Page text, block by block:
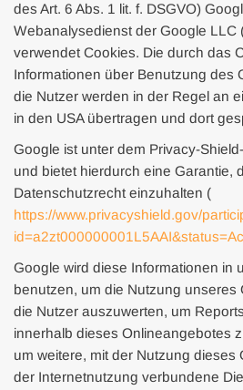
des Art. 6 Abs. 1 lit. f. DSGVO)
Webanalysedienst der Google LLC
verwendet Cookies. Die durch das
Informationen über Benutzung des
die Nutzer werden in der Regel an
in den USA übertragen und dort
Google ist unter dem Privacy-
und bietet hierdurch eine Garantie,
Datenschutzrecht einzuhalten (
https://www.privacyshield.gov/
Google wird diese Informationen in
benutzen, um die Nutzung unseres
die Nutzer auszuwerten, um
innerhalb dieses Onlineangebotes
um weitere, mit der Nutzung dieses
der Internetnutzung verbundene